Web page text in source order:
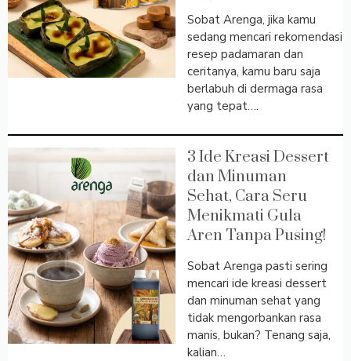
Sobat Arenga, jika kamu
sedang mencari rekomendasi
resep padamaran dan
ceritanya, kamu baru saja
berlabuh di dermaga rasa
yang tepat….
3 Ide Kreasi Dessert
dan Minuman
Sehat, Cara Seru
Menikmati Gula
Aren Tanpa Pusing!
Sobat Arenga pasti sering
mencari ide kreasi dessert
dan minuman sehat yang
tidak mengorbankan rasa
manis, bukan? Tenang saja,
kalian…